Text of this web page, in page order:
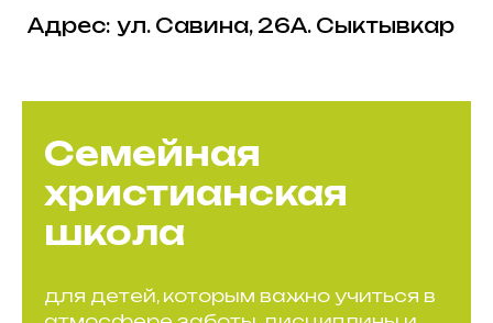
Адрес: ул. Савина, 26А. Сыктывкар
Семейная
христианская
школа
для детей, которым важно учиться в